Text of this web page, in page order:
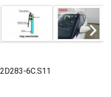
6C.S11